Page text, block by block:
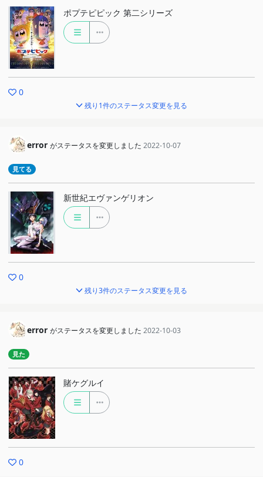
ポプテピピック 第二シリーズ
0
残り1件のステータス変更を見る
error がステータスを変更しました 2022-10-07
見てる
新世紀エヴァンゲリオン
0
残り3件のステータス変更を見る
error がステータスを変更しました 2022-10-03
見た
賭ケグルイ
0